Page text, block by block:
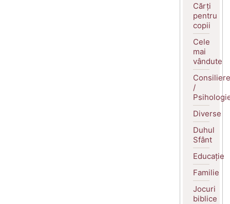
Cărți
pentru
copii
Cele
mai
vândute
Consiliere
/
Diverse
Duhul
Sfânt
Educație
Familie
Jocuri
biblice